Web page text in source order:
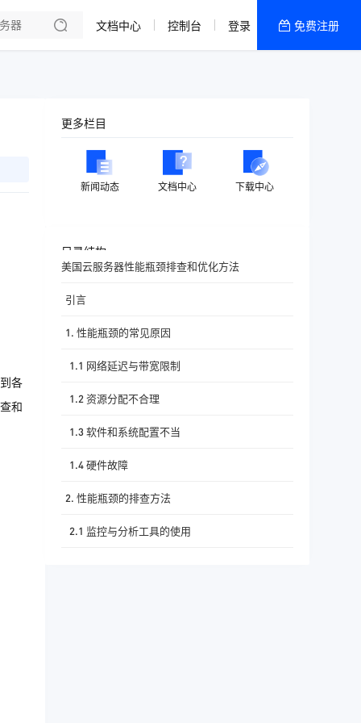
香港精品CN2云
文档中心 控制台 登录 免费注册
各
和
更多栏目
新闻动态 文档中心 下载中心
目录结构
美国云服务器性能瓶颈排查和优化方法
引言
1. 性能瓶颈的常见原因
1.1 网络延迟与带宽限制
1.2 资源分配不合理
1.3 软件和系统配置不当
1.4 硬件故障
2. 性能瓶颈的排查方法
2.1 监控与分析工具的使用